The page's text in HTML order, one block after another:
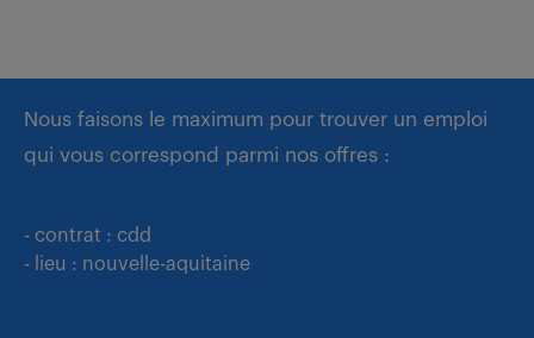
Nous faisons le maximum pour trouver un emploi
qui vous correspond parmi nos offres :
- contrat : cdd
- lieu : nouvelle-aquitaine